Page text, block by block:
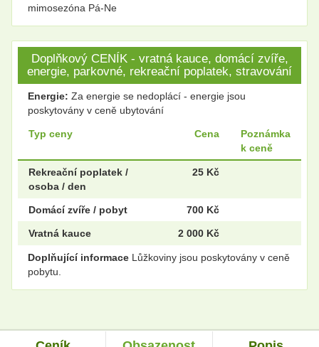
mimosezóna Pá-Ne
Doplňkový CENÍK - vratná kauce, domácí zvíře,
energie, parkovné, rekreační poplatek, stravování
Energie: Za energie se nedoplácí - energie jsou
poskytovány v ceně ubytování
Typ ceny Cena
Poznámka
k ceně
Rekreační poplatek /
osoba / den
25 Kč
Domácí zvíře / pobyt 700 Kč
Vratná kauce 2 000 Kč
Doplňující informace Lůžkoviny jsou poskytovány v ceně
pobytu.